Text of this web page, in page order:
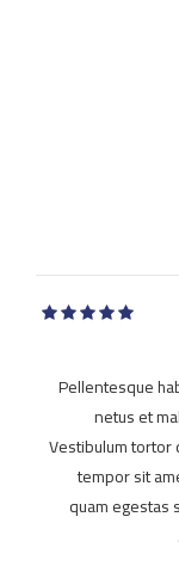
Pellentesque
netus et
Vestibulum tortor
tempor sit
quam egestas